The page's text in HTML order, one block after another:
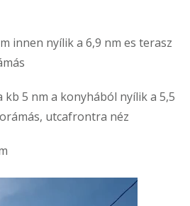
innen nyílik a 6,9 nm es terasz
5 nm a konyhából nyílik a 5,5
utcafrontra néz